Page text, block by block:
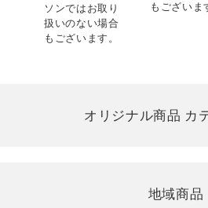
ソンではお取り
扱いのない場合
もございます。
もございま
オリジナル商品 カ
地域商品